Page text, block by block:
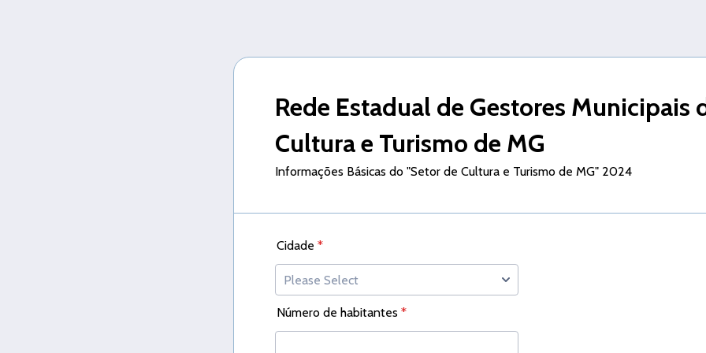
Rede Estadual de Gestores Municipais
Cultura e Turismo de MG
Informações Básicas do "Setor de Cultura e Turismo de MG" 2024
Cidade *
Número de habitantes *